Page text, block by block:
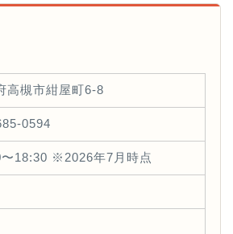
高槻市紺屋町6-8
0594
〜18:30 ※2026年7月時点